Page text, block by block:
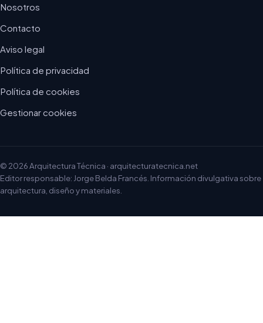
Nosotros
Contacto
Aviso legal
Política de privacidad
Política de cookies
Gestionar cookies
© 2026 Arquitectura Técnica · arquitecturatecnica.net
Editor responsable: Jorge Belda Francés. Información divulgativa sobre
arquitectura, diseño y materiales.